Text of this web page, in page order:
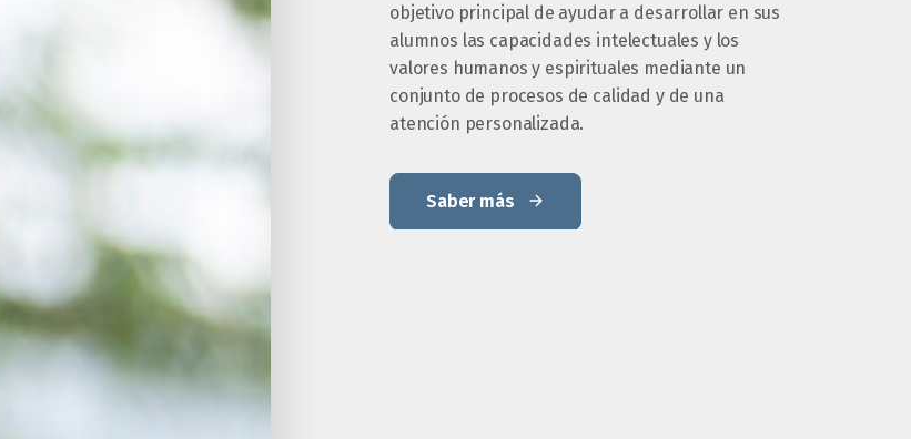
objetivo principal de ayudar a desarrollar en sus
alumnos las capacidades intelectuales y los
valores humanos y espirituales mediante un
conjunto de procesos de calidad y de una
atención personalizada.
Saber más